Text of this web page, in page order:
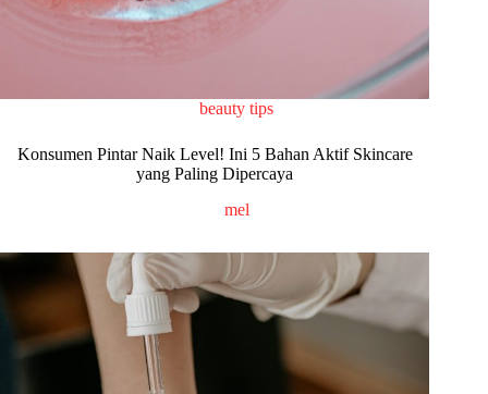
beauty tips
Konsumen Pintar Naik Level! Ini 5 Bahan Aktif Skincare
yang Paling Dipercaya
mel